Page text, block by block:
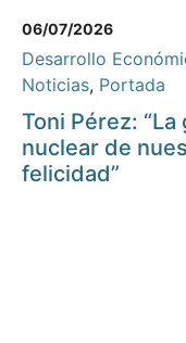
06/07/2026
Desarrollo
Noticias, Portada
Toni Pérez:
nuclear de
felicidad”